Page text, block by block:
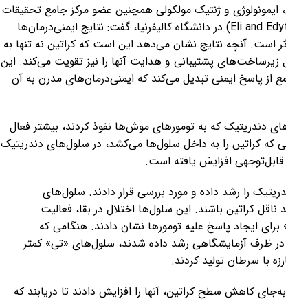
ایمونولوژی و ژنتیک مولکولی همچنین عضو مرکز جامع تحقیقات
پزشکی بازساختی و سلول‌های بنیادی «الی و ادیت» (Eli and Edythe) در دانشگاه کالیفرنیا، گفت: نتایج ایمنی‌درمان‌ها
است. آنچه نتایج نشان می‌دهد این است که کراتین نه تنها به
پشتیبانی و هدایت آنها را نیز تقویت می‌کند. این
از پاسخ ایمنی تبدیل می‌کند که ایمنی‌درمان‌های مدرن به آن
دندریتیک که به تومورهای موش‌ها نفوذ کردند، بیشتر فعال‌
که کراتین را به داخل سلول‌ها می‌کشد، در سلول‌های دندریتیک
افزایش یافته است.
را رشد داده و مورد بررسی قرار دادند. سلول‌های
کراتین باشند. این سلول‌ها اختلال در بقا، فعالیت
ایجاد پاسخ علیه تومورها نشان دادند. هنگامی که
ظرف آزمایشگاهی رشد داده شدند، سلول‌های «تی» کمتر
با سرطان تولید کردند.
کاهش سطح کراتین، آنها را افزایش دادند تا دریابند که